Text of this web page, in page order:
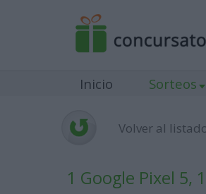
Inicio Sorteos
Volver al
1 Google Pixel 5,